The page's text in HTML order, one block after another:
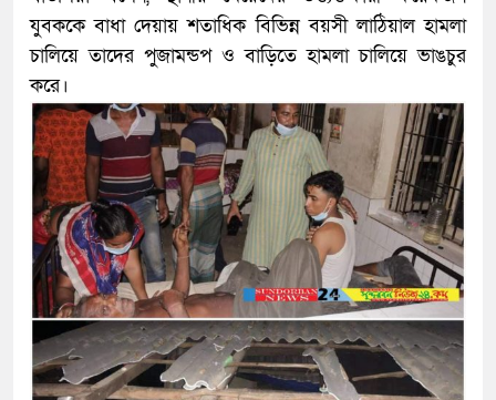
যুবককে বাধা দেয়ায় শতাধিক বিভিন্ন বয়সী লাঠিয়াল হামলা
চালিয়ে তাদের পুজামন্ডপ ও বাড়িতে হামলা চালিয়ে ভাঙচুর
করে।